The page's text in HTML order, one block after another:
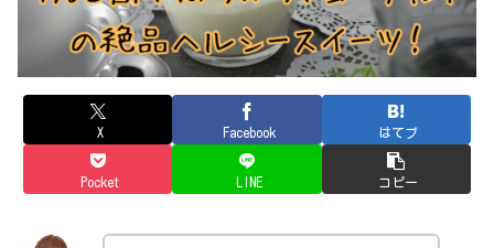
X Facebook はてブ
Pocket LINE コピー